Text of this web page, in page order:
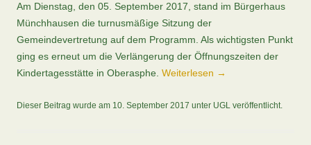
Am Dienstag, den 05. September 2017, stand im Bürgerhaus
Münchhausen die turnusmäßige Sitzung der
Gemeindevertretung auf dem Programm. Als wichtigsten Punkt
ging es erneut um die Verlängerung der Öffnungszeiten der
Kindertagesstätte in Oberasphe. Weiterlesen →
Dieser Beitrag wurde am 10. September 2017 unter UGL veröffentlicht.